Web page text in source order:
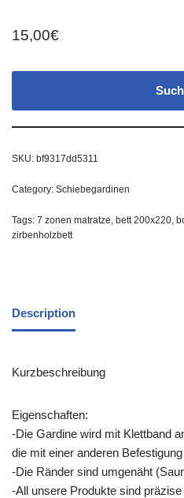
15,00€
SKU: bf9317dd5311
Category: Schiebegardinen
Tags: 7 zonen matratze bett 200x220
zirbenholzbett
Description
Kurzbeschreibung
Eigenschaften:
-Die Gardine wird mit Klettband
die mit einer anderen
-Die Ränder sind umgenäht
-All unsere Produkte sind